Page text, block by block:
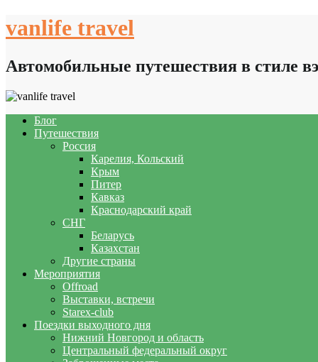
to
vanlife travel
Автомобильные путешествия в стиле
Блог
Путешествия
Россия
Карелия, Кольский
Крым
Питер
Кавказ
Краснодарский край
СНГ
Беларусь
Казахстан
Другие страны
Мероприятия
Offroad
Выставки, встречи
Starex-club
Поездки выходного дня
Нижний Новгород и область
Центральный федеральный округ